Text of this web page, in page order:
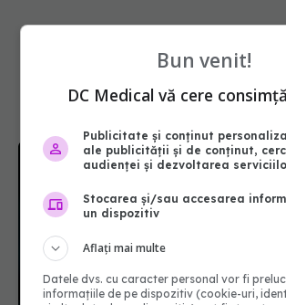
Bun venit!
DC Medical vă cere
Publicitate și conținut
ale publicității și de conținut,
audienței și dezvoltarea
Stocarea și/sau accesarea
un dispozitiv
Aflați mai multe
Datele dvs. cu caracter personal vor fi
informațiile de pe dispozitiv (cookie-uri,